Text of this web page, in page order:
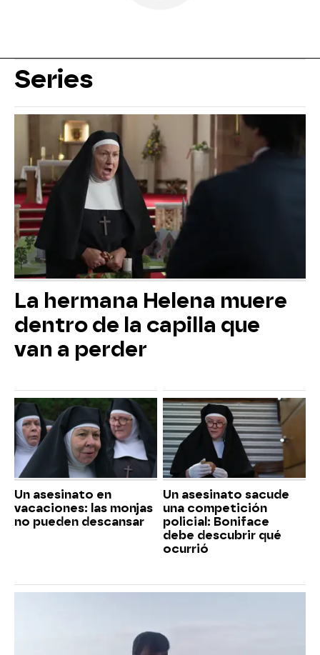
Series
La hermana Helena muere
dentro de la capilla que
van a perder
Un asesinato en
vacaciones: las monjas
no pueden descansar
Un asesinato sacude
una competición
policial: Boniface
debe descubrir qué
ocurrió